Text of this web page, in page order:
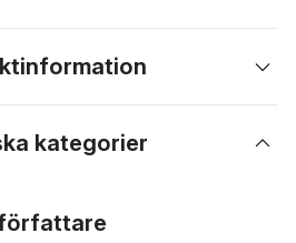
kategorier